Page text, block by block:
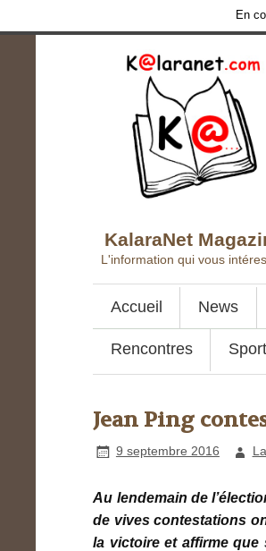
En
KalaraNet
L'information qui vous
Accueil News
Rencontres
Jean Ping
9 septembre 2016
Au lendemain de
de vives contestations
la victoire et affirme